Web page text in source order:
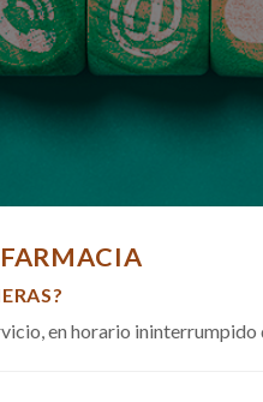
en horario ininterrumpido